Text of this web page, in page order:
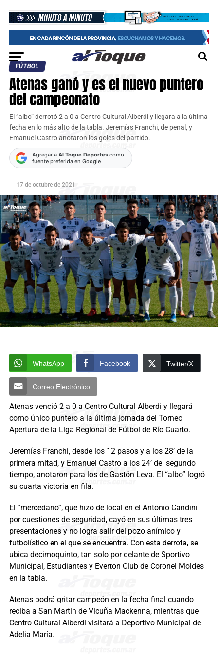
FÚTBOL
Atenas ganó y es el nuevo puntero
del campeonato
El “albo” derrotó 2 a 0 a Centro Cultural Alberdi y llegara a la última
fecha en lo más alto de la tabla. Jeremías Franchi, de penal, y
Emanuel Castro anotaron los goles del partido.
Agregar a Al Toque Deportescomo
fuente preferida en Google
17 de octubre de 2021
WhatsApp Facebook Twitter/X
Correo Electrónico
Atenas venció 2 a 0 a Centro Cultural Alberdi y llegará
como único puntero a la última jornada del Torneo
Apertura de la Liga Regional de Fútbol de Río Cuarto.
Jeremías Franchi, desde los 12 pasos y a los 28’ de la
primera mitad, y Emanuel Castro a los 24’ del segundo
tiempo, anotaron para los de Gastón Leva. El “albo” logró
su cuarta victoria en fila.
El “mercedario”, que hizo de local en el Antonio Candini
por cuestiones de seguridad, cayó en sus últimas tres
presentaciones y no logra salir del pozo anímico y
futbolístico en el que se encuentra. Con esta derrota, se
ubica decimoquinto, tan solo por delante de Sportivo
Municipal, Estudiantes y Everton Club de Coronel Moldes
en la tabla.
Atenas podrá gritar campeón en la fecha final cuando
reciba a San Martin de Vicuña Mackenna, mientras que
Centro Cultural Alberdi visitará a Deportivo Municipal de
Adelia María.